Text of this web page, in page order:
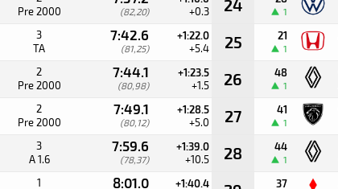
Pre 2000
(82,20) +0.3 24 1
3
TA
7:42.6
(81,25)
+1:22.0
+5.4 25 21
1
2
Pre 2000
7:44.1
(80,98)
+1:23.5
+1.5 26 48
1
2
Pre 2000
7:49.1
(80,12)
+1:28.5
+5.0 27 41
1
3
A 1.6
7:59.6
(78,37)
+1:39.0
+10.5 28 44
1
1
8:01.0 +1:40.4 37